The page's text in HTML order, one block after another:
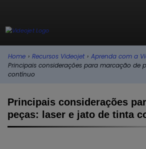
Home › Recursos Videojet › Aprenda com a
Principais considerações para marcação de
contínuo
Principais considerações
peças: laser e jato de tinta